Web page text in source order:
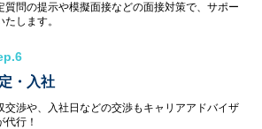
質問の提示や模擬面接などの面接対策で、サポー
たします。
・入社
交渉や、入社日などの交渉もキャリアアドバイザ
代行！